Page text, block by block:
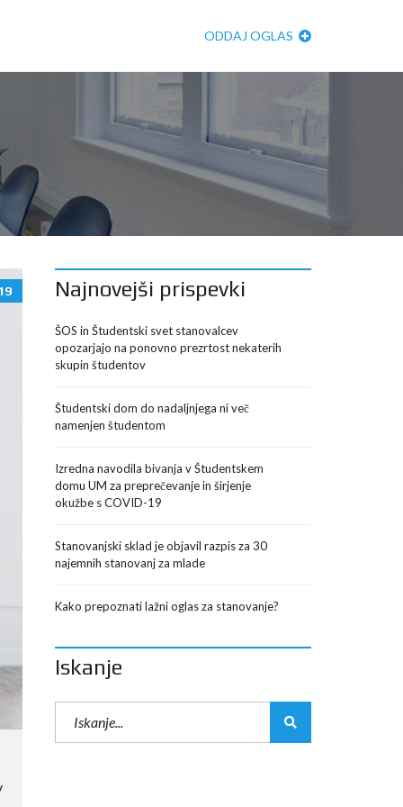
ODDAJ OGLAS
Najnovejši prispevki
ŠOS in Študentski svet stanovalcev
opozarjajo na ponovno prezrtost nekaterih
skupin študentov
Študentski dom do nadaljnjega ni več
namenjen študentom
Izredna navodila bivanja v Študentskem
domu UM za preprečevanje in širjenje
okužbe s COVID-19
Stanovanjski sklad je objavil razpis za 30
najemnih stanovanj za mlade
Kako prepoznati lažni oglas za stanovanje?
Iskanje